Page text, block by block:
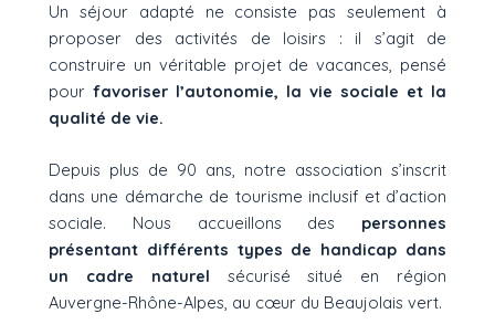
Un séjour adapté ne consiste pas seulement à
proposer des activités de loisirs : il s’agit de
construire un véritable projet de vacances, pensé
pour favoriser l’autonomie, la vie sociale et la
qualité de vie.
Depuis plus de 90 ans, notre association s’inscrit
dans une démarche de tourisme inclusif et d’action
sociale. Nous accueillons des personnes
présentant différents types de handicap dans
un cadre naturel sécurisé situé en région
Auvergne-Rhône-Alpes, au cœur du Beaujolais vert.